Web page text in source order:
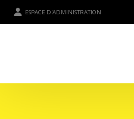
ESPACE D'ADMINISTRATION